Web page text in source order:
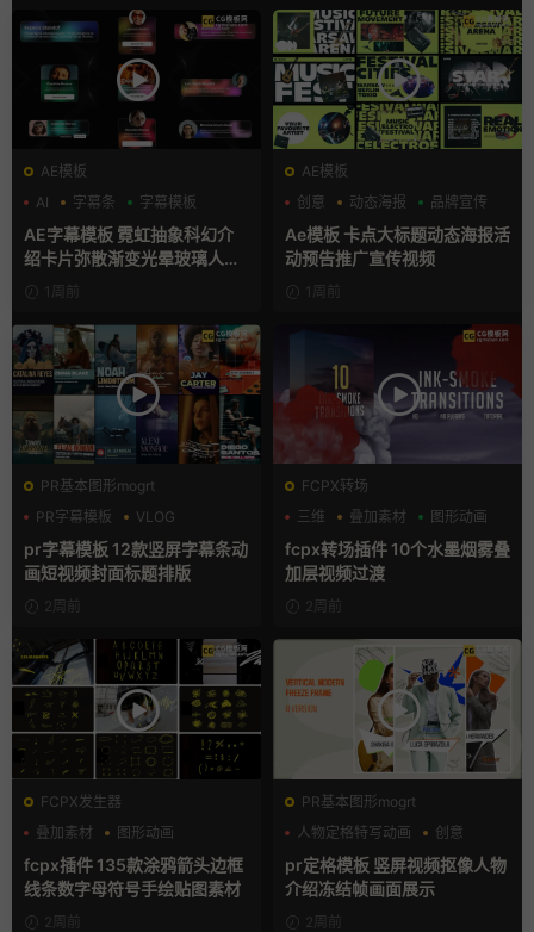
AE模板
AI
字幕条 字幕模板
AE字幕模板 霓虹抽象科幻介
绍卡片弥散渐变光晕玻璃人名
1周前
AE模板
创意
动态海报 品牌宣传
Ae模板 卡点大标题动态海报活
动预告推广宣传视频
1周前
PR基本图形mogrt
PR字幕模板
VLOG
人物介绍
pr字幕模板 12款竖屏字幕条动
画短视频封面标题排版
2周前
FCPX转场
三维
叠加素材 图形动画
fcpx转场插件 10个水墨烟雾叠
加层视频过渡
2周前
FCPX发生器
叠加素材
图形动画
手绘风
fcpx插件 135款涂鸦箭头边框
线条数字母符号手绘贴图素材
2周前
PR基本图形mogrt
人物定格特写动画
创意
动态海报
pr定格模板 竖屏视频抠像人物
介绍冻结帧画面展示
2周前